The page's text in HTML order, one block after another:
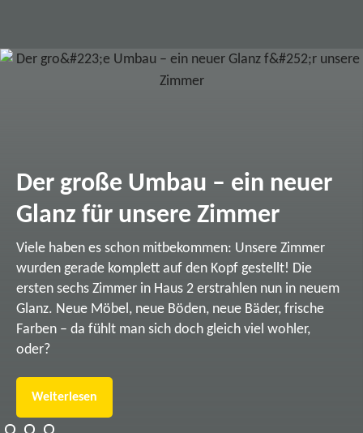
Der große Umbau – ein neuer
Glanz für unsere Zimmer
Viele haben es schon mitbekommen: Unsere Zimmer
wurden gerade komplett auf den Kopf gestellt! Die
ersten sechs Zimmer in Haus 2 erstrahlen nun in neuem
Glanz. Neue Möbel, neue Böden, neue Bäder, frische
Farben – da fühlt man sich doch gleich viel wohler,
oder?
Weiterlesen